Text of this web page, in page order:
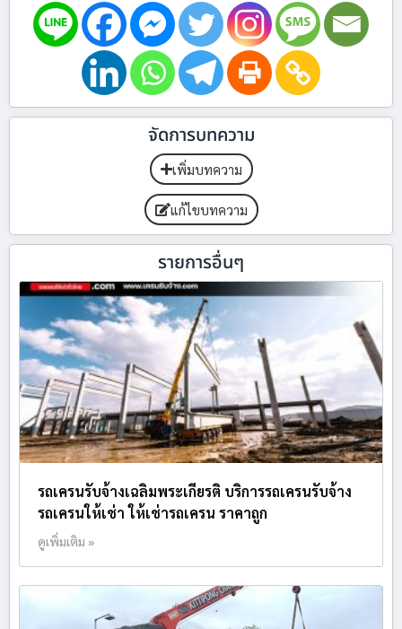
จัดการบทความ
เพิ่มบทความ
แก้ไขบทความ
รายการอื่นๆ
รถเครนรับจ้างเฉลิมพระเกียรติ บริการรถเครนรับจ้าง
รถเครนให้เช่า ให้เช่ารถเครน ราคาถูก
ดูเพิ่มเติม »